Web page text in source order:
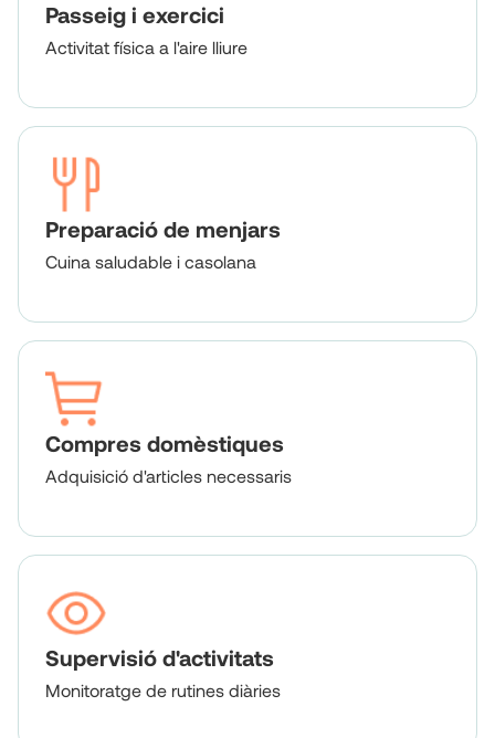
Passeig i exercici
Activitat física a l'aire lliure
Preparació de menjars
Cuina saludable i casolana
Compres domèstiques
Adquisició d'articles necessaris
Supervisió d'activitats
Monitoratge de rutines diàries